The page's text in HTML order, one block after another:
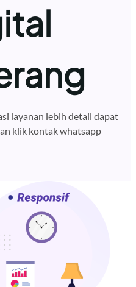
layanan lebih detail dapat
klik kontak whatsapp